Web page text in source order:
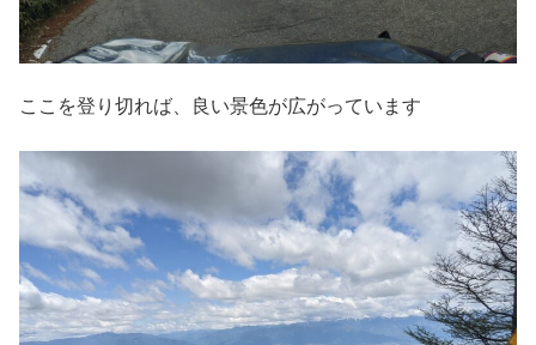
ここを登り切れば、良い景色が広がっています